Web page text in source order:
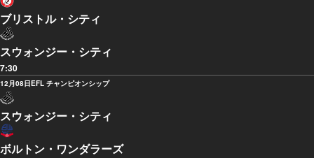
ブリストル・シティ
スウォンジー・シティ
7:30
12月08日EFL チャンピオンシップ
スウォンジー・シティ
ボルトン・ワンダラーズ